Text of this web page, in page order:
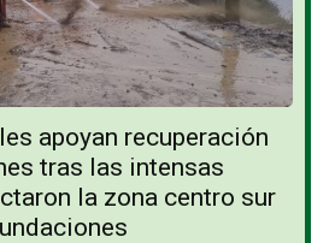
apoyan recuperación
tras las intensas
la zona centro sur